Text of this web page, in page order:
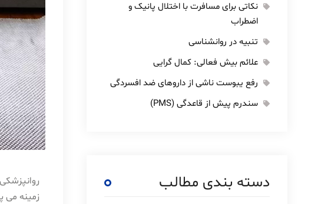
زمینه می
نکاتی برای مسافرت با اختلال پانیک و
اضطراب
تنبیه در روانشناسی
علائم بیش فعالی: کمال گرایی
رفع یبوست ناشی از داروهای ضد افسردگی
سندرم پیش از قاعدگی (PMS)
دسته بندی مطالب